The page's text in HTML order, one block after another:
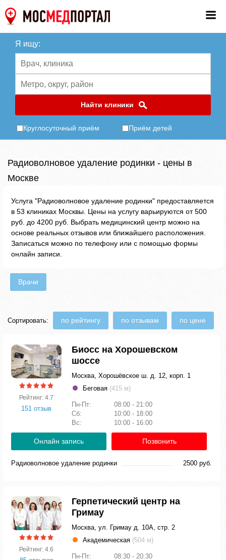
Я ищу:
Найти клиники
Круглосуточный приём Приём детей
Радиоволновое удаление родинки - цены в
Москве
Услуга "Радиоволновое удаление родинки" предоставляется
в 53 клиниках Москвы. Цены на услугу варьируются от 500
руб. до 4200 руб. Выбрать медицинский центр можно на
основе реальных отзывов или ближайшего расположения.
Записаться можно по телефону или с помощью формы
онлайн записи.
Врачи
Сортировать: по рейтингу по отзывам по цене
Рейтинг: 4.7
151 отзыв
Биосс на Хорошевском
шоссе
Москва, Хорошёвское ш. д. 12, корп. 1
Беговая (415 м)
Пн-Пт:
08:00 - 21:00
Сб:
10:00 - 18:00
Вс:
10:00 - 16:00
Онлайн запись Позвонить
Радиоволновое удаление родинки 2500 руб.
Рейтинг: 4.6
Герпетический центр на
Гримау
Москва, ул. Гримау д. 10А, стр. 2
Академическая (504 м)
Пн-Пт:
08:30 - 20:30